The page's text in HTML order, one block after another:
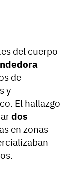
del cuerpo
de
y
El hallazgo
dos
en zonas